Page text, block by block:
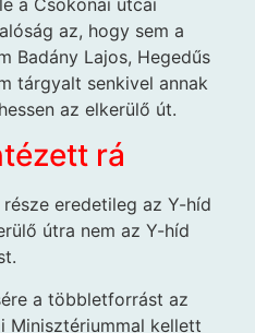
a Csokonai utcai
az, hogy sem a
Badány Lajos, Hegedűs
tárgyalt senkivel annak
az elkerülő út.
rá
eredetileg az Y-híd
útra nem az Y-híd
a többletforrást az
Minisztériummal kellett